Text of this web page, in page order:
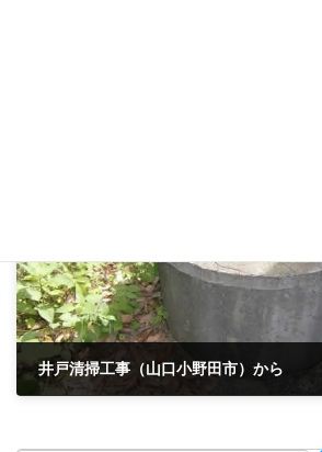
井戸清掃工事（山口小野田市）から